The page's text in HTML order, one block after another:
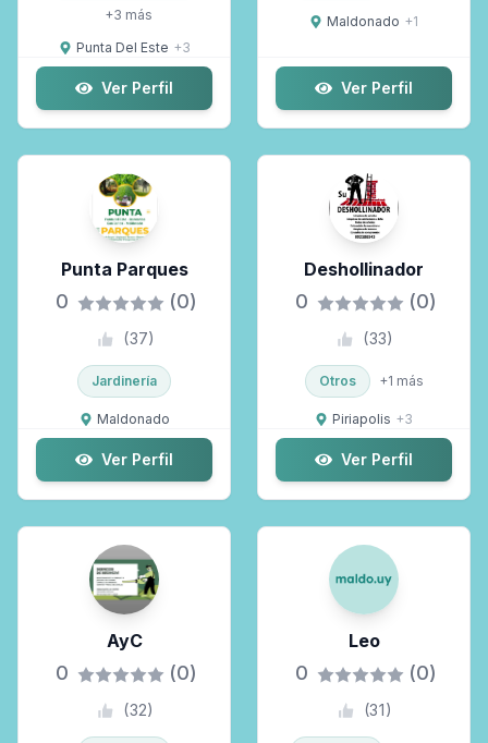
+3 más
Punta Del Este +3
Ver Perfil
Maldonado +1
Ver Perfil
Punta Parques
0 (0)
(37)
Jardinería
Maldonado
Ver Perfil
Deshollinador
0 (0)
(33)
Otros +1 más
Piriapolis +3
Ver Perfil
AyC
0 (0)
(32)
Leo
0 (0)
(31)